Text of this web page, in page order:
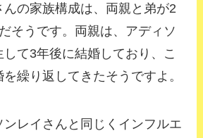
の家族構成は、両親と弟が2
そうです。両親は、アディソ
て3年後に結婚しており、こ
繰り返してきたそうですよ。
レイさんと同じくインフルエ